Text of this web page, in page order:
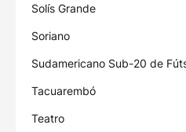
Solís Grande
Soriano
Sudamericano Sub-20 de
Tacuarembó
Teatro